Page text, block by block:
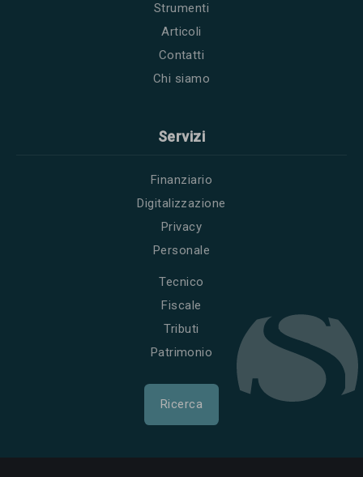
Strumenti
Articoli
Contatti
Chi siamo
Servizi
Finanziario
Digitalizzazione
Privacy
Personale
Tecnico
Fiscale
Tributi
Patrimonio
Ricerca